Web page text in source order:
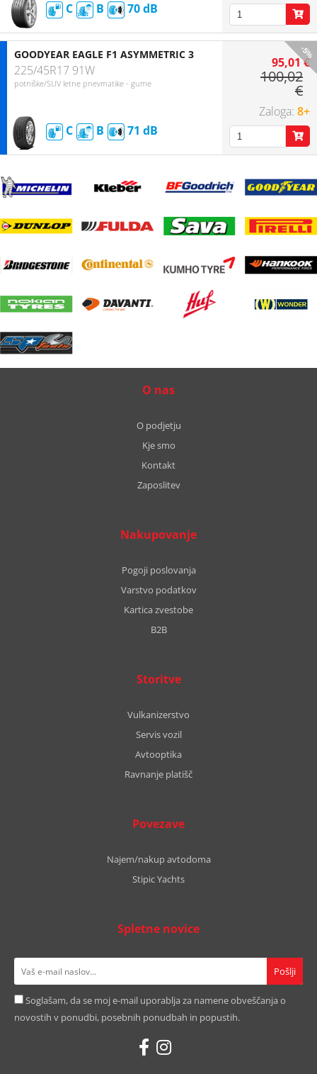
C B 70
-5%
GOODYEAR EAGLE F1 ASYMMETRIC 3
225/45R17 91W
potniške/SUV letne pnevmatike - gume
C B 71
95,01 €
100,02
€
8+
O nas
O podjetju
Kje smo
Kontakt
Zaposlitev
Nakupovanje
Pogoji poslovanja
Varstvo podatkov
Kartica zvestobe
B2B
Storitve
Vulkanizerstvo
Servis vozil
Avtooptika
Ravnanje platišč
Povezave
Najem/nakup avtodoma
Stipic Yachts
Spletne novice
Soglašam, da se moj e-mail uporablja za namene obveščanja o
novostih v ponudbi, posebnih ponudbah in popustih.